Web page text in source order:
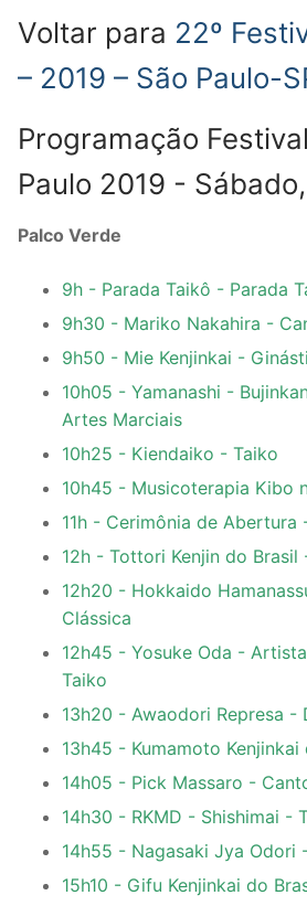
Voltar para 22º
– 2019 – São Paulo-
Programação
Paulo 2019 -
Palco Verde
9h - Parada Taikô - Parada
9h30 - Mariko Nakahira -
9h50 - Mie Kenjinkai -
10h05 - Yamanashi -
Artes Marciais
10h25 - Kiendaiko - Taiko
10h45 - Musicoterapia Kibo
11h - Cerimônia de Abertura
12h - Tottori Kenjin do Brasil
12h20 - Hokkaido
Clássica
12h45 - Yosuke Oda -
Taiko
13h20 - Awaodori Represa -
13h45 - Kumamoto
14h05 - Pick Massaro -
14h30 - RKMD - Shishimai -
14h55 - Nagasaki Jya Odori
15h10 - Gifu Kenjinkai do